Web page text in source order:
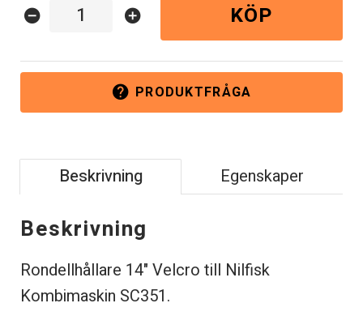
help PRODUKTFRÅGA
remove_circle add_circle KÖP
Beskrivning Egenskaper
Beskrivning
Rondellhållare 14" Velcro till Nilfisk
Kombimaskin SC351.